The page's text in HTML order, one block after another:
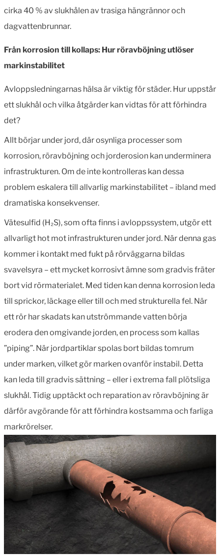
cirka 40 % av slukhålen av trasiga hängrännor och
dagvattenbrunnar.
Från korrosion till kollaps: Hur röravböjning utlöser
markinstabilitet
Avloppsledningarnas hälsa är viktig för städer. Hur uppstår
ett slukhål och vilka åtgärder kan vidtas för att förhindra
det?
Allt börjar under jord, där osynliga processer som
korrosion, röravböjning och jorderosion kan underminera
infrastrukturen. Om de inte kontrolleras kan dessa
problem eskalera till allvarlig markinstabilitet – ibland med
dramatiska konsekvenser.
Vätesulfid (H₂S), som ofta finns i avloppssystem, utgör ett
allvarligt hot mot infrastrukturen under jord. När denna gas
kommer i kontakt med fukt på rörväggarna bildas
svavelsyra – ett mycket korrosivt ämne som gradvis fräter
bort vid rörmaterialet. Med tiden kan denna korrosion leda
till sprickor, läckage eller till och med strukturella fel. När
ett rör har skadats kan utströmmande vatten börja
erodera den omgivande jorden, en process som kallas
”piping”. När jordpartiklar spolas bort bildas tomrum
under marken, vilket gör marken ovanför instabil. Detta
kan leda till gradvis sättning – eller i extrema fall plötsliga
slukhål. Tidig upptäckt och reparation av röravböjning är
därför avgörande för att förhindra kostsamma och farliga
markrörelser.